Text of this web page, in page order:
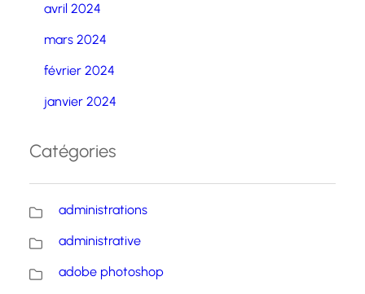
avril 2024
mars 2024
février 2024
janvier 2024
Catégories
administrations
administrative
adobe photoshop